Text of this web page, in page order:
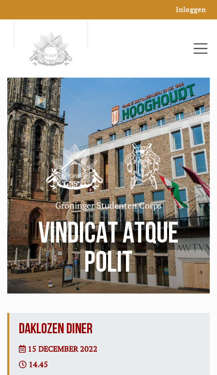
Inloggen
Groninger Studenten Corps
VINDICAT ATQUE
POLIT
DAKLOZEN DINER
15 DECEMBER 2022
14.45